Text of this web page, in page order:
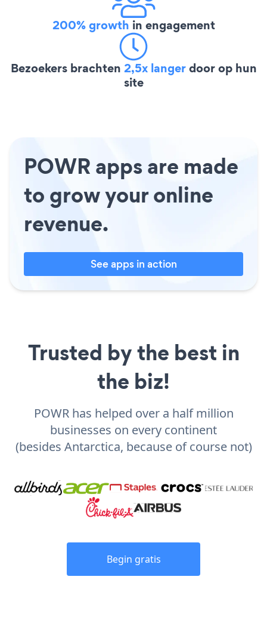
200% growth in engagement
Bezoekers brachten 2,5x langerdoor op hun
site
POWR apps are made
to grow your online
revenue.
See apps in action
Trusted by the best in
the biz!
POWR has helped over a half million
businesses on every continent
(besides Antarctica, because of course not)
Begin gratis